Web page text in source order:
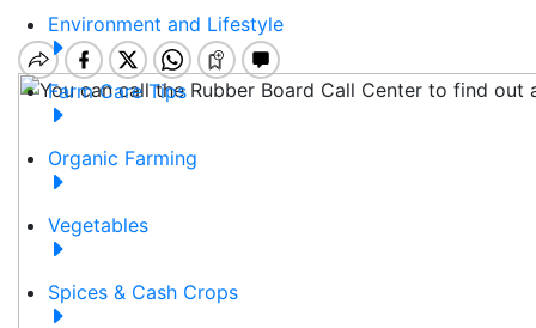
Environment and Lifestyle
Farm Care Tips
Organic Farming
Vegetables
Spices & Cash Crops